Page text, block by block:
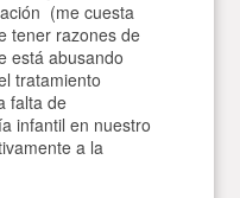
(me cuesta
tener razones de
está abusando
tratamiento
falta de
infantil en nuestro
a la